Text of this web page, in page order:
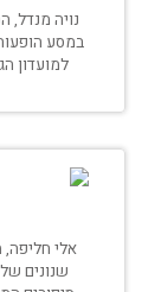
נויה מנדל,
אלי חליפה,
שנונים